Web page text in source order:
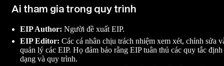
Ai tham gia trong quy trình
EIP Author: Người đề xuất EIP.
EIP Editor: Các cá nhân chịu trách nhiệm xem xét, chỉnh sửa
quản lý các EIP. Họ đảm bảo rằng EIP tuân thủ các quy tắc định
dạng và quy trình.